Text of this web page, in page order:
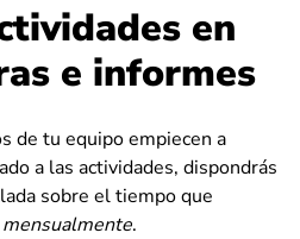
en
e informes
de tu equipo empiecen a
a las actividades, dispondrás
sobre el tiempo que
mensualmente.